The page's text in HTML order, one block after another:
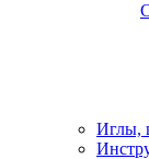
Иглы,